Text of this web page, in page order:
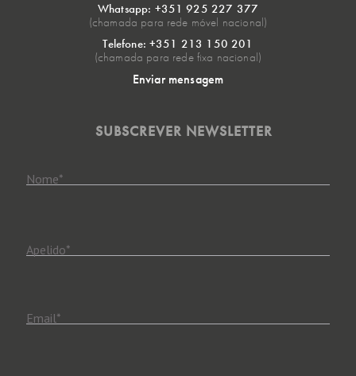
Whatsapp: +351 925 227 377
(chamada para rede móvel nacional)
Telefone: +351 213 150 201
(chamada para rede fixa nacional)
Enviar mensagem
SUBSCREVER NEWSLETTER
Nome*
Apelido*
Email*